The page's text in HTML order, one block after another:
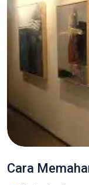
Cara